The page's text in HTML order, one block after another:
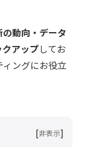
動向・データ
アップしてお
ングにお役立
[非表示]